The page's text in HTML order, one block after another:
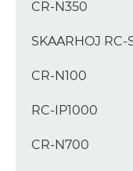
CR-N350
SKAARHOJ RC-
CR-N100
RC-IP1000
CR-N700